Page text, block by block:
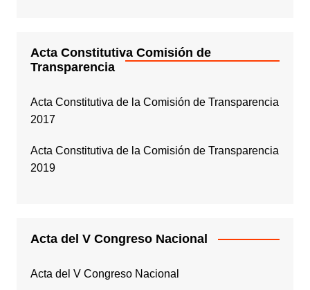
Acta Constitutiva Comisión de
Transparencia
Acta Constitutiva de la Comisión de Transparencia
2017
Acta Constitutiva de la Comisión de Transparencia
2019
Acta del V Congreso Nacional
Acta del V Congreso Nacional